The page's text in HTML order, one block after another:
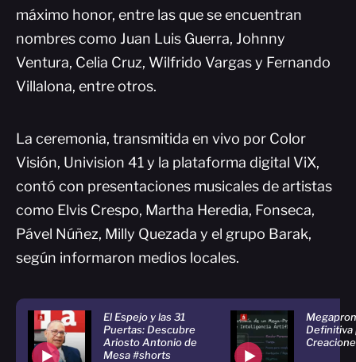
máximo honor, entre las que se encuentran
nombres como Juan Luis Guerra, Johnny
Ventura, Celia Cruz, Wilfrido Vargas y Fernando
Villalona, entre otros.
La ceremonia, transmitida en vivo por Color
Visión, Univision 41 y la plataforma digital ViX,
contó con presentaciones musicales de artistas
como Elvis Crespo, Martha Heredia, Fonseca,
Pável Núñez, Milly Quezada y el grupo Barak,
según informaron medios locales.
El Espejo y las 31
Puertas: Descubre
Ariosto Antonio de
Mesa #shorts
Definitiva